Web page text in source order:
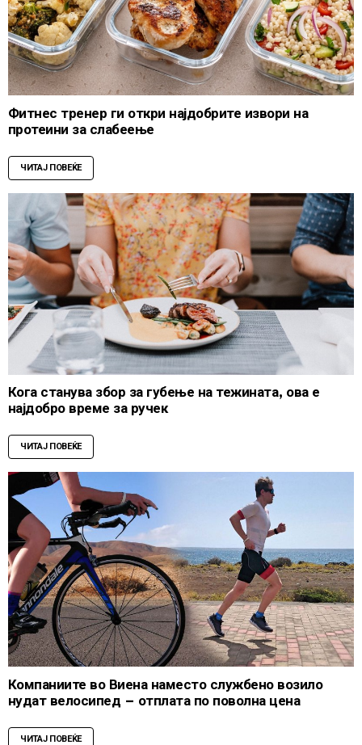
Фитнес тренер ги откри најдобрите извори на
протеини за слабеење
ЧИТАЈ ПОВЕЌЕ
Кога станува збор за губење на тежината, ова е
најдобро време за ручек
ЧИТАЈ ПОВЕЌЕ
Компаниите во Виена наместо службено возило
нудат велосипед – отплата по поволна цена
ЧИТАЈ ПОВЕЌЕ